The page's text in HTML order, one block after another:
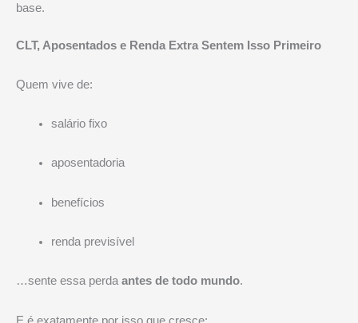
base.
CLT, Aposentados e Renda Extra Sentem Isso Primeiro
Quem vive de:
salário fixo
aposentadoria
benefícios
renda previsível
…sente essa perdaantes de todo mundo.
E é exatamente por isso que cresce: